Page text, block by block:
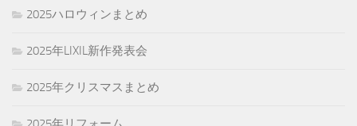
2025ハロウィンまとめ
2025年LIXIL新作発表会
2025年クリスマスまとめ